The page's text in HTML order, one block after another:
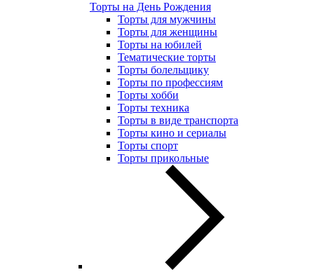
Торты на День Рождения
Торты для мужчины
Торты для женщины
Торты на юбилей
Тематические торты
Торты болельщику
Торты по профессиям
Торты хобби
Торты техника
Торты в виде транспорта
Торты кино и сериалы
Торты спорт
Торты прикольные